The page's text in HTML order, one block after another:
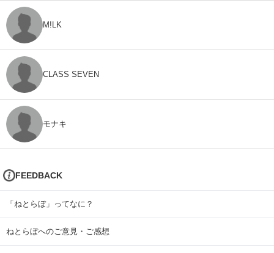
M!LK
CLASS SEVEN
モナキ
FEEDBACK
「ねとらぼ」ってなに？
ねとらぼへのご意見・ご感想